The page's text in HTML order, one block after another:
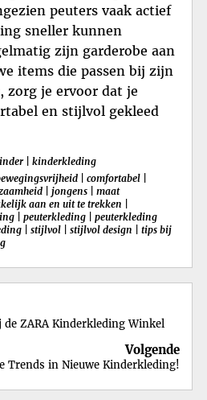
peuters vaak actief
sneller kunnen
zijn garderobe aan
items die passen bij zijn
zorg je ervoor dat je
en stijlvol gekleed
kinderkleding
comfortabel
jongens
maat
aan en uit te trekken
peuterkleding
peuterkleding
stijlvol stijlvol design
tips bij
ZARA Kinderkleding Winkel
Volgende
Trends in Nieuwe Kinderkleding!